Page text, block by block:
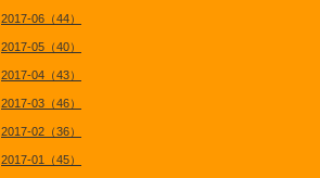
2017-06（44）
2017-05（40）
2017-04（43）
2017-03（46）
2017-02（36）
2017-01（45）